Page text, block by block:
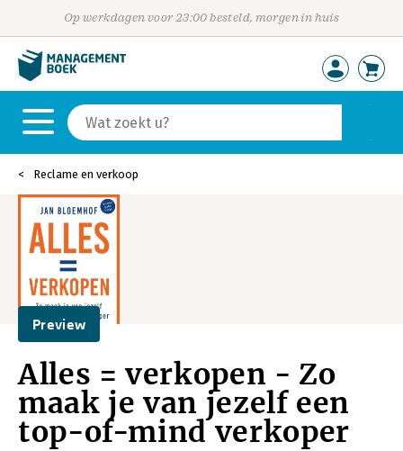
Op werkdagen voor 23:00 besteld, morgen in huis
Reclame en verkoop
Preview
Alles = verkopen - Zo
maak je van jezelf een
top-of-mind verkoper